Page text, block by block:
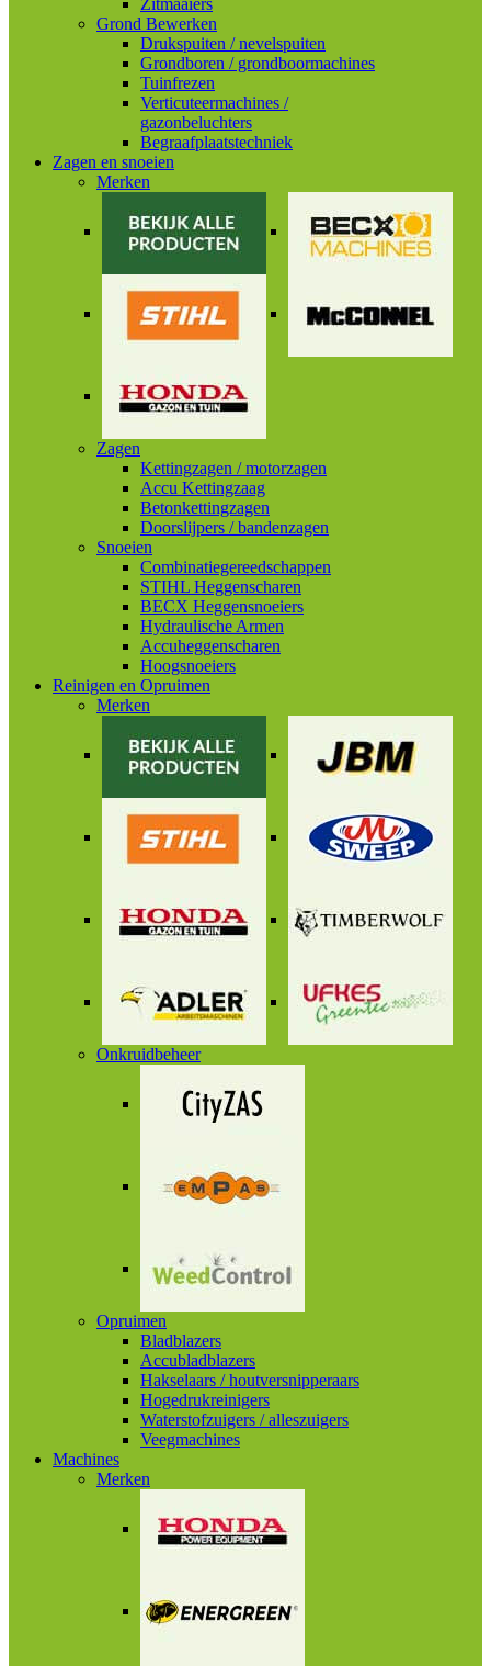
Zitmaaiers
Grond Bewerken
Drukspuiten / nevelspuiten
Grondboren / grondboormachines
Tuinfrezen
Verticuteermachines /
gazonbeluchters
Begraafplaatstechniek
Zagen en snoeien
Merken
Zagen
Kettingzagen / motorzagen
Accu Kettingzaag
Betonkettingzagen
Doorslijpers / bandenzagen
Snoeien
Combinatiegereedschappen
STIHL Heggenscharen
BECX Heggensnoeiers
Hydraulische Armen
Accuheggenscharen
Hoogsnoeiers
Reinigen en Opruimen
Merken
Onkruidbeheer
Opruimen
Bladblazers
Accubladblazers
Hakselaars / houtversnipperaars
Hogedrukreinigers
Waterstofzuigers / alleszuigers
Veegmachines
Machines
Merken